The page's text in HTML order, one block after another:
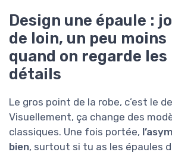
Design une épaule :
de loin, un peu moins
quand on regarde les
détails
Le gros point de la robe, c’est le
Visuellement, ça change des
classiques. Une fois portée,
bien, surtout si tu as les épaules